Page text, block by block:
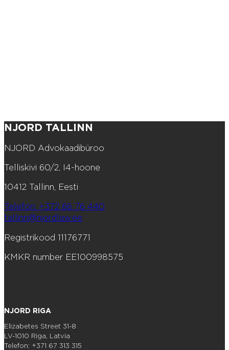
NJORD TALLINN
NJORD Advokaadibüroo
Telliskivi 60/2, I4-hoone
10412 Tallinn, Eesti
Telefon: +372 66 76 440
tallinn@njordlaw.ee
Registrikood 11176771
KMKR number EE100998575
NJORD RIGA
Elizabetes Street 31-8
LV-1010 Riga, Latvia
Telefon: +371 67 313 315